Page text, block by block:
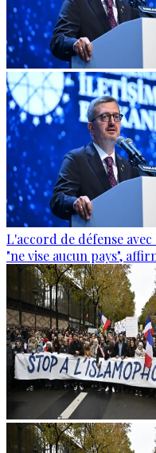
L'accord de défense
"ne vise aucun pays",